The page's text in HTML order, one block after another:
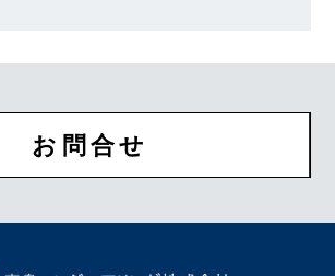
お問合せ